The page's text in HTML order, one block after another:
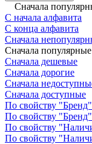
Сначала
С начала алфавита
С конца алфавита
Сначала
Сначала популярные
Сначала дешевые
Сначала дорогие
Сначала
Сначала доступные
По свойству "Бренд"
По свойству
По свойству
По свойству